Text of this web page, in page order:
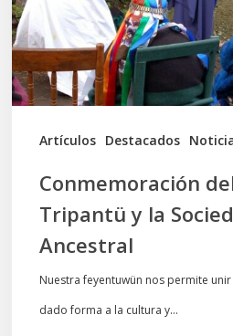
Artículos Destacados
la
Sociedad
Mapuche
Ancestral
Conmemoración
Tripantü y la
Ancestral
Nuestra feyentuwün nos permite
dado forma a la cultura y…